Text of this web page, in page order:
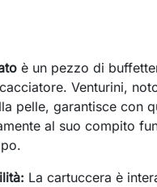
è un pezzo di
Venturini,
pelle, garantisce con
al suo compito
La cartuccera è